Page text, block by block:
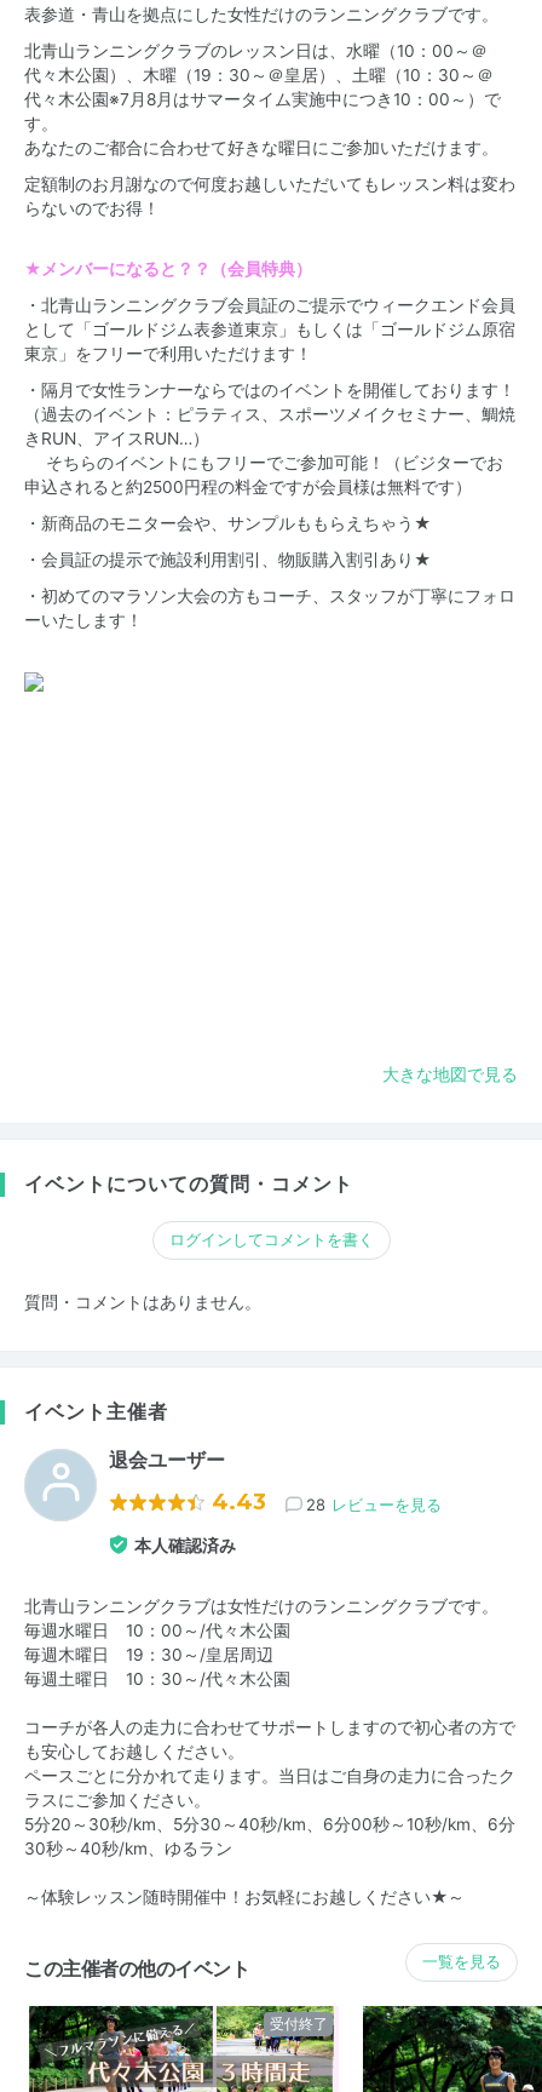
表参道・青山を拠点にした女性だけのランニングクラブです。
北青山ランニングクラブのレッスン日は、水曜（10：00～＠
代々木公園）、木曜（19：30～＠皇居）、土曜（10：30～＠
代々木公園※7月8月はサマータイム実施中につき10：00～）で
す。
あなたのご都合に合わせて好きな曜日にご参加いただけます。
定額制のお月謝なので何度お越しいただいてもレッスン料は変わ
らないのでお得！
★メンバーになると？？（会員特典）
・北青山ランニングクラブ会員証のご提示でウィークエンド会員
として「ゴールドジム表参道東京」もしくは「ゴールドジム原宿
東京」をフリーで利用いただけます！
・隔月で女性ランナーならではのイベントを開催しております！
（過去のイベント：ピラティス、スポーツメイクセミナー、鯛焼
きRUN、アイスRUN…）
そちらのイベントにもフリーでご参加可能！（ビジターでお
申込されると約2500円程の料金ですが会員様は無料です）
・新商品のモニター会や、サンプルももらえちゃう★
・会員証の提示で施設利用割引、物販購入割引あり★
・初めてのマラソン大会の方もコーチ、スタッフが丁寧にフォロ
ーいたします！
大きな地図で見る
イベントについての質問・コメント
ログインしてコメントを書く
質問・コメントはありません。
イベント主催者
退会ユーザー
4.43 28 レビューを見る
本人確認済み
北青山ランニングクラブは女性だけのランニングクラブです。
毎週水曜日 10：00～/代々木公園
毎週木曜日 19：30～/皇居周辺
毎週土曜日 10：30～/代々木公園
コーチが各人の走力に合わせてサポートしますので初心者の方で
も安心してお越しください。
ペースごとに分かれて走ります。当日はご自身の走力に合ったク
ラスにご参加ください。
5分20～30秒/km、5分30～40秒/km、6分00秒～10秒/km、6分
30秒～40秒/km、ゆるラン
～体験レッスン随時開催中！お気軽にお越しください★～
この主催者の他のイベント 一覧を見る
受付終了